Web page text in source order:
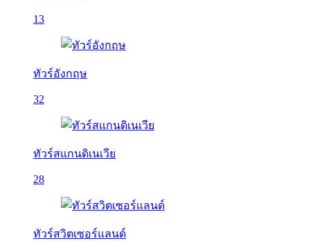
13
ทัวร์อังกฤษ
32
ทัวร์สแกนดิเนเวีย
28
ทัวร์สวิตเซอร์แลนด์